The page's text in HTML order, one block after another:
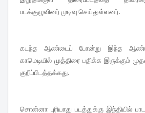
படக்குழுவினர் முடிவு செய்துள்ளனர்.
கடந்த ஆண்டைப் போன்று இந்த
காமெடியில் முத்திரை பதிக்க இருக்கும்
குறிப்பிடத்தக்கது.
சொன்னா புரியாது படத்துக்கு இந்தியில்